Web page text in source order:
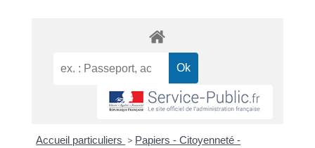
Accueil particuliers > Papiers - Citoyenneté -